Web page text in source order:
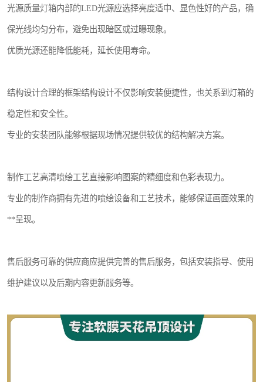
光源质量灯箱内部的LED光源应选择亮度适中、显色性好的产品，确
保光线均匀分布，避免出现暗区或过曝现象。
优质光源还能降低能耗，延长使用寿命。
结构设计合理的框架结构设计不仅影响安装便捷性，也关系到灯箱的
稳定性和安全性。
专业的安装团队能够根据现场情况提供较优的结构解决方案。
制作工艺高清喷绘工艺直接影响图案的精细度和色彩表现力。
专业的制作商拥有先进的喷绘设备和工艺技术，能够保证画面效果的
**呈现。
售后服务可靠的供应商应提供完善的售后服务，包括安装指导、使用
维护建议以及后期内容更新服务等。